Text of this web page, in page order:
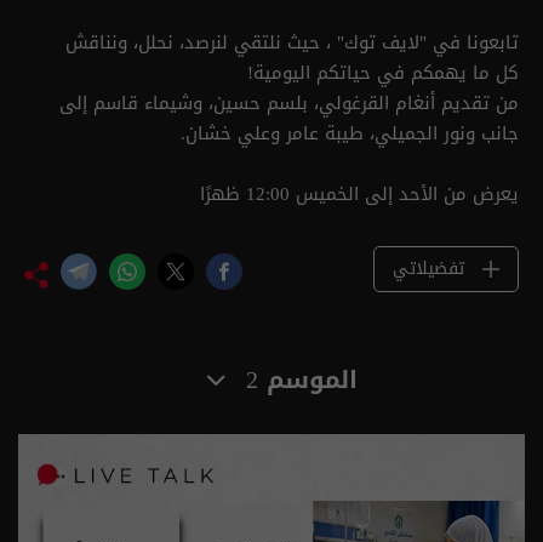
تابعونا في "لايف توك" ، حيث نلتقي لنرصد، نحلل، ونناقش
كل ما يهمكم في حياتكم اليومية!
من تقديم أنغام القرغولي، بلسم حسين، وشيماء قاسم إلى
جانب ونور الجميلي، طيبة عامر وعلي خشان.
يعرض من الأحد إلى الخميس 12:00 ظهرًا
تفضيلاتي
الموسم 2